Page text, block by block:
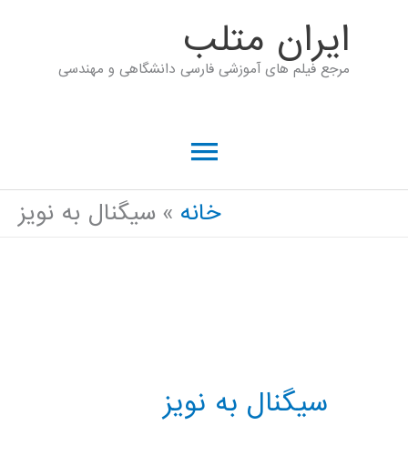
ايران متلب
مرجع فیلم های آموزشی فارسی دانشگاهی و مهندسی
فهرست
اصلی
خانه سیگنال به نویز
سیگنال به نویز